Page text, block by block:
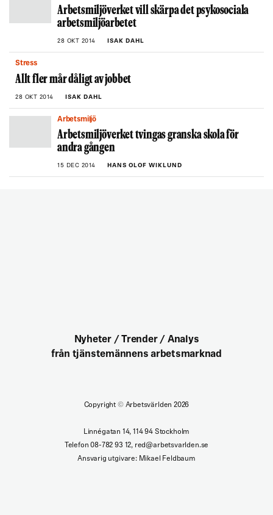
Arbetsmiljöverket vill skärpa det psykosociala
arbetsmiljöarbetet
28 OKT 2014 ISAK DAHL
Stress
Allt fler mår dåligt av jobbet
28 OKT 2014 ISAK DAHL
Arbetsmiljö
Arbetsmiljöverket tvingas granska skola för
andra gången
15 DEC 2014 HANS OLOF WIKLUND
Nyheter / Trender / Analys
från tjänstemännens arbetsmarknad
Copyright ©Arbetsvärlden 2026
Linnégatan 14, 114 94 Stockholm
Telefon 08-782 93 12, red@arbetsvarlden.se
Ansvarig utgivare: Mikael Feldbaum